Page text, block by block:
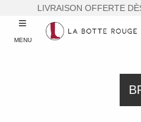
LIVRAISON OFFERTE
MENU